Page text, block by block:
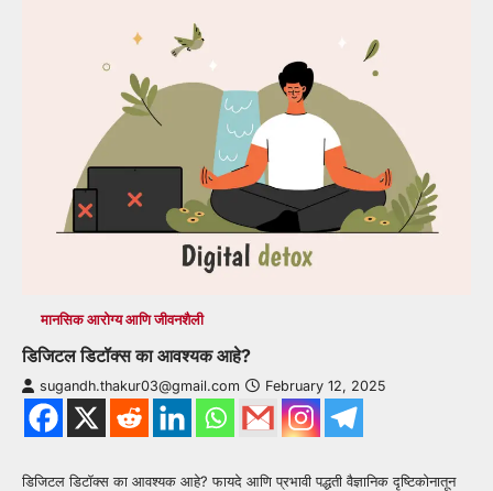
मानसिक आरोग्य आणि जीवनशैली
डिजिटल डिटॉक्स का आवश्यक आहे?
sugandh.thakur03@gmail.com February 12, 2025
डिजिटल डिटॉक्स का आवश्यक आहे? फायदे आणि प्रभावी पद्धती वैज्ञानिक दृष्टिकोनातून